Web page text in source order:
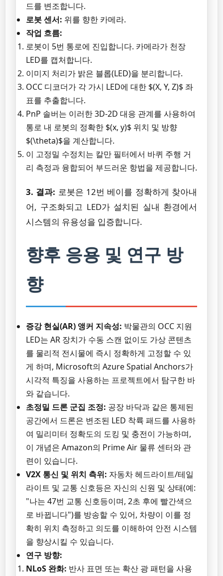
드를 변조합니다.
로봇 센서: 위를 향한 카메라.
작업 흐름:
로봇이 5번 통로에 진입합니다. 카메라가 천장
LED를 캡처합니다.
이미지 처리가 밝은 블롭(LED)을 분리합니다.
OCC 디코더가 각 가시 LED에 대한 $(X, Y, Z)$ 좌
표를 추출합니다.
PnP 솔버는 이러한 3D-2D 대응 관계를 사용하여
통로 내 로봇의 정확한 $(x, y)$ 위치 및 방향
$(\theta)$을 계산합니다.
이 고정밀 수정치는 칼만 필터에서 바퀴 주행 거
리 측정과 융합되어 부드러운 항법을 제공합니다.
3. 결과: 로봇은 12번 베이를 정확하게 찾아내
어, 구조화되고 LED가 설치된 실내 환경에서
시스템의 유용성을 입증합니다.
향후 응용 및 연구 방
향
증강 현실(AR) 앵커 지속성: 박물관의 OCC 지원
LED는 AR 장치가 수동 스캔 없이도 가상 콘텐츠
를 물리적 전시물에 즉시 정확하게 고정할 수 있
게 하며, Microsoft의 Azure Spatial Anchors가
시각적 특징을 사용하는 프로젝트에서 탐구한 바
와 같습니다.
초정밀 드론 군집 조정: 공장 바닥과 같은 통제된
공간에서 드론은 변조된 LED 착륙 패드를 사용하
여 밀리미터 정확도의 도킹 및 충전이 가능하며,
이 개념은 Amazon의 Prime Air 물류 센터와 관
련이 있습니다.
V2X 통신 및 위치 측위: 자동차 헤드라이트/테일
라이트 및 교통 신호등은 자신의 신원 및 상태(예:
"나는 47번 교통 신호등이며, 2초 후에 빨간색으
로 바뀝니다")를 방송할 수 있어, 차량이 이를 정
확히 위치 측정하고 의도를 이해하여 안전 시스템
을 향상시킬 수 있습니다.
연구 방향:
NLoS 완화: 반사 표면 또는 확산 광 패턴을 사용